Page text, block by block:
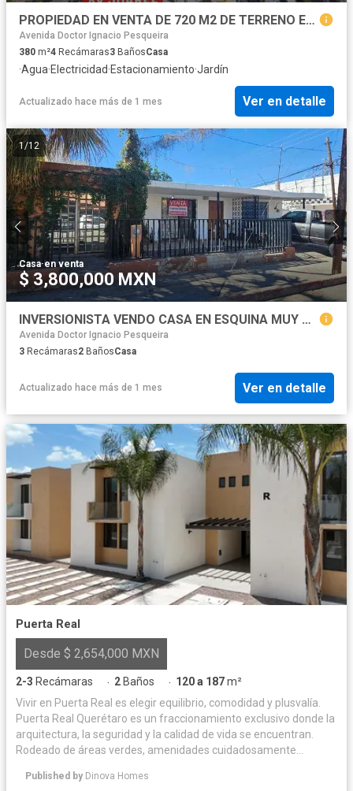
PROPIEDAD EN VENTA DE 720 M2 DE TERRENO EN COLONIA CONSTITUCION
Avenida Doctor Ignacio Pesqueira
380 m²4 Recámaras3 BañosCasa
·Agua·Electricidad·Estacionamiento·Jardín
Actualizado hace más de 1 mes Ver en detalle
1/12
Casa·en venta
$ 3,800,000 MXN
INVERSIONISTA VENDO CASA EN ESQUINA MUY BUENA UBICACIÓN PARA TU NEGOCIO A UNA CUADRA DEL BLVD. LUIS ENCINAS EN HERMOSILLO SONORA
Avenida Doctor Ignacio Pesqueira
3 Recámaras2 BañosCasa
Actualizado hace más de 1 mes Ver en detalle
Puerta Real
Desde $ 2,654,000 MXN
2-3 Recámaras · 2 Baños · 120 a 187m²
Vivir en Puerta Real es elegir equilibrio, comodidad y plusvalía.
Puerta Real Querétaro es un fraccionamiento exclusivo donde la
arquitectura, la seguridad y la calidad de vida se encuentran.
Rodeado de áreas verdes, amenidades cuidadosamente
armonioso para disfrutar cada día. Su ubicación privilegiada
Published by Dinova Homes